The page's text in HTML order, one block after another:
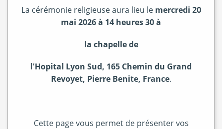
La cérémonie religieuse aura lieu le mercredi 20
mai 2026 à 14 heures 30à
la chapelle de
l'Hopital Lyon Sud, 165 Chemin du Grand
Revoyet, Pierre Benite, France.
Cette page vous permet de présenter vos